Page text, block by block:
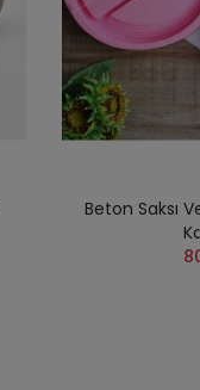
Beton Saksı